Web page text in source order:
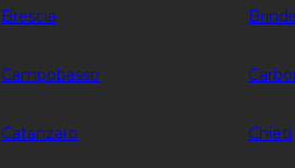
Brescia
Campobasso
Catanzaro Chieti